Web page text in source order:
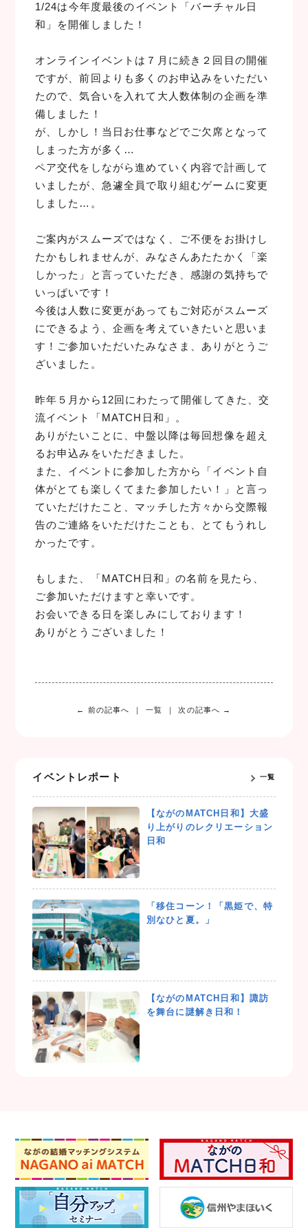
1/24は今年度最後のイベント「バーチャル日
和」を開催しました！
オンラインイベントは７月に続き２回目の開催
ですが、前回よりも多くのお申込みをいただい
たので、気合いを入れて大人数体制の企画を準
備しました！
が、しかし！当日お仕事などでご欠席となって
しまった方が多く…
ペア交代をしながら進めていく内容で計画して
いましたが、急遽全員で取り組むゲームに変更
しました…。
ご案内がスムーズではなく、ご不便をお掛けし
たかもしれませんが、みなさんあたたかく「楽
しかった」と言っていただき、感謝の気持ちで
いっぱいです！
今後は人数に変更があってもご対応がスムーズ
にできるよう、企画を考えていきたいと思いま
す！ご参加いただいたみなさま、ありがとうご
ざいました。
昨年５月から12回にわたって開催してきた、交
流イベント「MATCH日和」。
ありがたいことに、中盤以降は毎回想像を超え
るお申込みをいただきました。
また、イベントに参加した方から「イベント自
体がとても楽しくてまた参加したい！」と言っ
ていただけたこと、マッチした方々から交際報
告のご連絡をいただけたことも、とてもうれし
かったです。
もしまた、「MATCH日和」の名前を見たら、
ご参加いただけますと幸いです。
お会いできる日を楽しみにしております！
ありがとうございました！
← 前の記事へ 一覧 次の記事へ →
イベントレポート 一覧
【ながのMATCH日和】大盛
り上がりのレクリエーション
日和
「移住コーン！「黒姫で、特
別なひと夏。」
【ながのMATCH日和】諏訪
を舞台に謎解き日和！